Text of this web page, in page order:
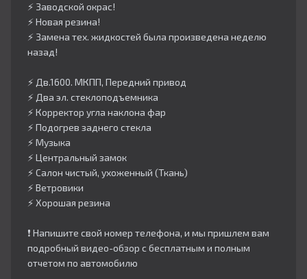
⚡️ Заводской окрас!
⚡️ Новая резина!
⚡️ Замена тех. жидкостей была произведена неделю
назад!
⚡️ Дв.1600. МКПП, Передний привод
⚡️ Два эл. стеклоподъемника
⚡️ Корректор угла наклона фар
⚡️ Подогрев заднего стекла
⚡️ Музыка
⚡️ Центральный замок
⚡️ Салон чистый, ухоженный (Ткань)
⚡️ Ветровики
⚡️ Хорошая резина
❗️ Напишите свой номер телефона, и мы пришлем вам
подробный видео-обзор с бесплатным и полным
отчетом по автомобилю